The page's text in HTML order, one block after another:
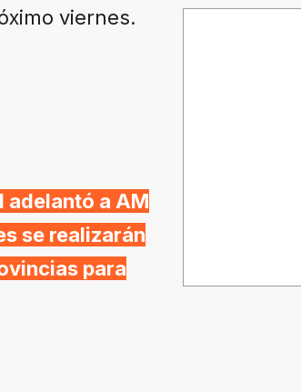
viernes.
a AM
se realizarán
para